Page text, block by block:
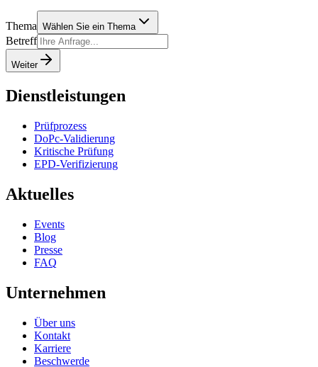
Thema Wählen Sie ein Thema
Betreff
Weiter
Dienstleistungen
Prüfprozess
DoPc-Validierung
Kritische Prüfung
EPD-Verifizierung
Aktuelles
Events
Blog
Presse
FAQ
Unternehmen
Über uns
Kontakt
Karriere
Beschwerde